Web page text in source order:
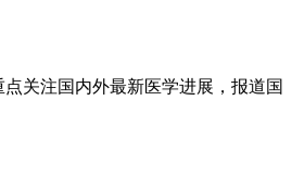
关注国内外最新医学进展，报道国